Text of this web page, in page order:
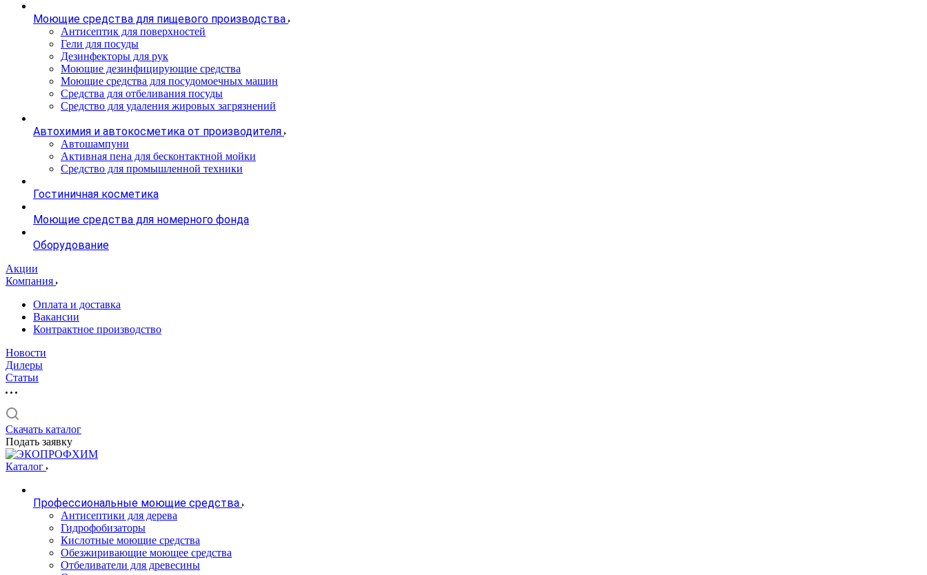
Моющие средства для пищевого производства
Антисептик для поверхностей
Гели для посуды
Дезинфекторы для рук
Моющие дезинфицирующие средства
Моющие средства для посудомоечных машин
Средства для отбеливания посуды
Средство для удаления жировых загрязнений
Автохимия и автокосметика от производителя
Автошампуни
Активная пена для бесконтактной мойки
Средство для промышленной техники
Гостиничная косметика
Моющие средства для номерного фонда
Оборудование
Акции
Компания
Оплата и доставка
Вакансии
Контрактное производство
Новости
Дилеры
Статьи
Скачать каталог
Подать заявку
Каталог
Профессиональные моющие средства
Антисептики для дерева
Гидрофобизаторы
Кислотные моющие средства
Обезжиривающие моющее средства
Отбеливатели для древесины